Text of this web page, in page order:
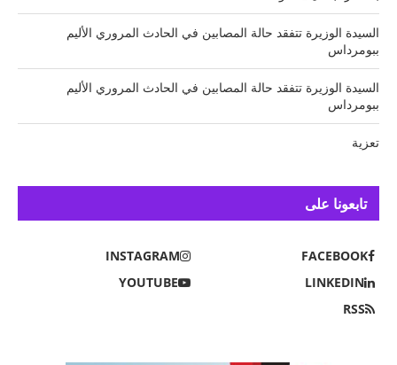
السيدة الوزيرة تتفقد حالة المصابين في الحادث المروري الأليم
ببومرداس
السيدة الوزيرة تتفقد حالة المصابين في الحادث المروري الأليم
ببومرداس
تعزية
تابعونا على
FACEBOOK
INSTAGRAM
LINKEDIN
YOUTUBE
RSS